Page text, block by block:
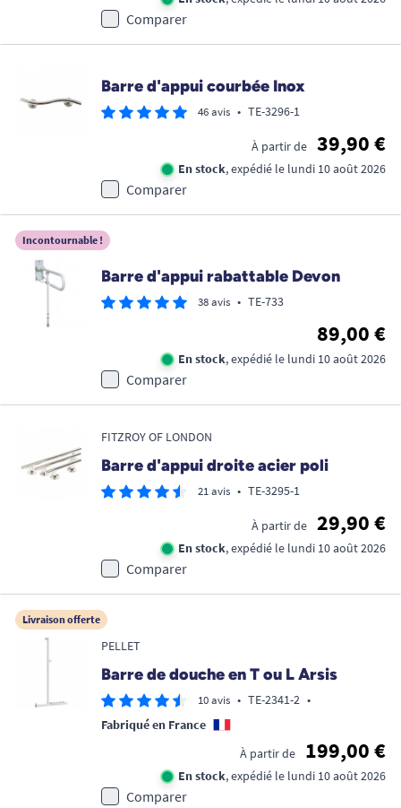
Comparer
Barre d'appui courbée Inox
46 avis • TE-3296-1
À partir de 39,90 €
En stock, expédié le lundi 10 août 2026
Comparer
Incontournable !
Barre d'appui rabattable Devon
38 avis • TE-733
89,00 €
En stock, expédié le lundi 10 août 2026
Comparer
FITZROY OF LONDON
Barre d'appui droite acier poli
21 avis • TE-3295-1
À partir de 29,90 €
En stock, expédié le lundi 10 août 2026
Comparer
Livraison offerte
PELLET
Barre de douche en T ou L Arsis
10 avis • TE-2341-2 •
Fabriqué en France
À partir de
199,00 €
En stock, expédié le lundi 10 août 2026
Comparer